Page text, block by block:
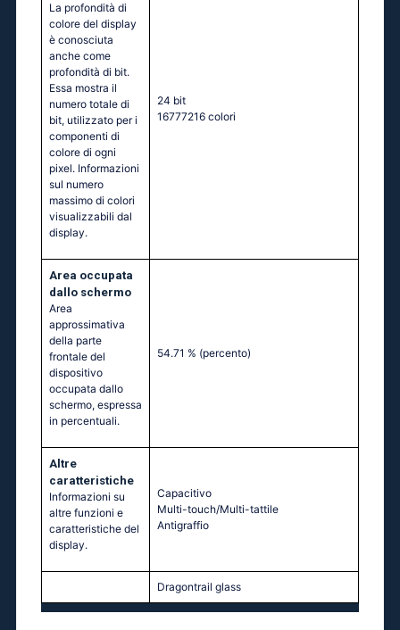
La profondità di
colore del display
è conosciuta
anche come
profondità di bit.
Essa mostra il
numero totale di
bit, utilizzato per i
componenti di
colore di ogni
pixel. Informazioni
sul numero
massimo di colori
visualizzabili dal
display.
24 bit
16777216 colori
Area occupata
dallo schermo
Area
approssimativa
della parte
frontale del
dispositivo
occupata dallo
schermo, espressa
in percentuali.
54.71 % (percento)
Altre
caratteristiche
Informazioni su
altre funzioni e
caratteristiche del
display.
Capacitivo
Multi-touch/Multi-tattile
Antigraffio
Dragontrail glass